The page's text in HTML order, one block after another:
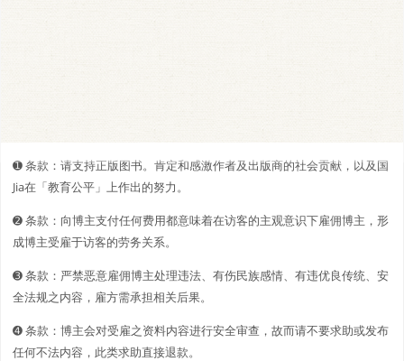
➊️ 条款：请支持正版图书。肯定和感激作者及出版商的社会贡献，以及国
Jia在「教育公平」上作出的努力。
➋️️ 条款：向博主支付任何费用都意味着在访客的主观意识下雇佣博主，形
成博主受雇于访客的劳务关系。
➌ 条款：严禁恶意雇佣博主处理违法、有伤民族感情、有违优良传统、安
全法规之内容，雇方需承担相关后果。
➍ 条款：博主会对受雇之资料内容进行安全审查，故而请不要求助或发布
任何不法内容，此类求助直接退款。